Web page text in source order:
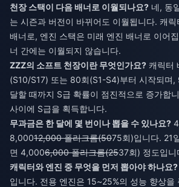
천장 스택이 다음 배너로 이월되나요? 네, 동
는 시즌과 버전이 바뀌어도 이월됩니다. 캐
배너로, 엔진 스택은 미래 엔진 배너로 이어
너 간에는 이월되지 않습니다.
ZZZ의 소프트 천장이란 무엇인가요? 캐릭터
(S10/S17) 또는 80회(S1-S4)부터 시작되며,
달할 때까지 S급 확률이 점진적으로 증가합
사이에 S급을 획득합니다.
무과금은 한 달에 몇 번이나 뽑을 수 있나요?
8,00012,000 폴리크롬(5075회)입니다. 21
면 4,0006,000 폴리크롬(2537회) 정도입니
캐릭터와 엔진 중 무엇을 먼저 뽑아야 하나요?
입니다. 전용 엔진은 15~25%의 성능 향상을